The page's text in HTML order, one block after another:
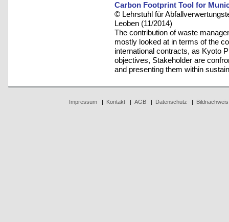
Carbon Footprint Tool for
© Lehrstuhl für
Leoben (11/2014)
The contribution of waste
mostly looked at in terms of the
international contracts, as Kyoto
objectives, Stakeholder are
and presenting them within
Impressum| Kontakt| AGB| Datenschutz Bildnachweis